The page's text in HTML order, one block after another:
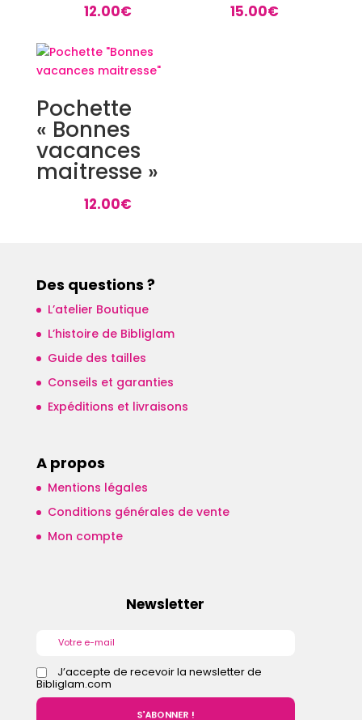
12.00€ 15.00€
Pochette
« Bonnes
vacances
maitresse »
12.00€
Des questions ?
L’atelier Boutique
L’histoire de Bibliglam
Guide des tailles
Conseils et garanties
Expéditions et livraisons
A propos
Mentions légales
Conditions générales de vente
Mon compte
Newsletter
J’accepte de recevoir la newsletter de
Bibliglam.com